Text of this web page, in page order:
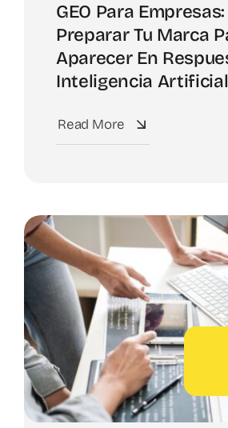
GEO Para
Preparar Tu Marca
Aparecer En
Inteligencia Artificial
Read More